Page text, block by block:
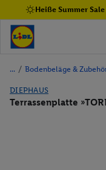
Heiße Summer
/ Bodenbeläge &
DIEPHAUS
Terrassenplatte